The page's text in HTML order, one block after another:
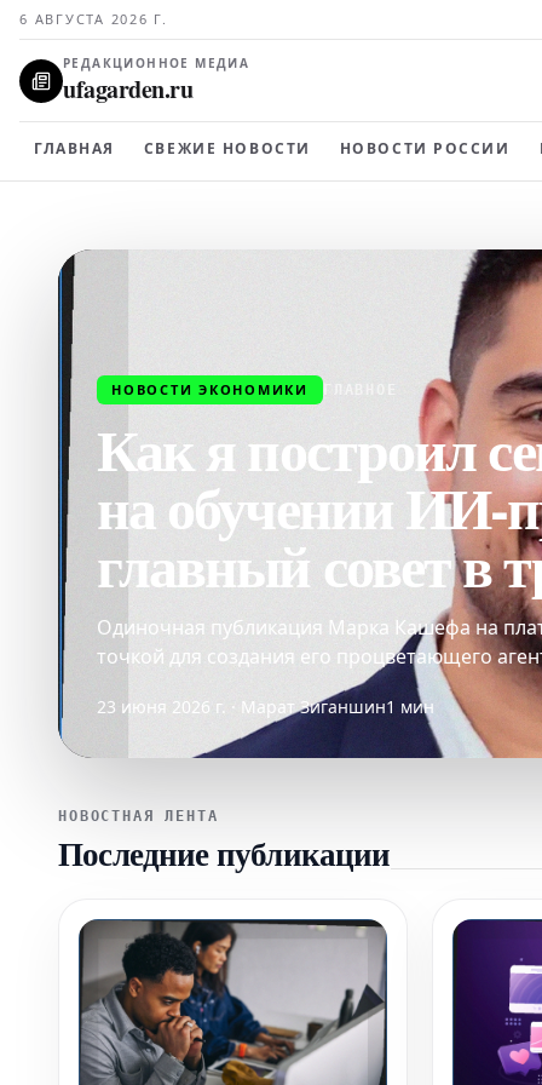
6 АВГУСТА 2026 Г.
РЕДАКЦИОННОЕ МЕДИА
ufagarden.ru
ГЛАВНАЯ СВЕЖИЕ НОВОСТИ НОВОСТИ РОССИИ
НОВОСТИ ЭКОНОМИКИ
Как я построил
на обучении ИИ-
главный совет в
Одиночная публикация Марка Кашефа на
точкой для создания его процветающего
23 июня 2026 г. · Марат Зиганшин1 мин
НОВОСТНАЯ ЛЕНТА
Последние публикации